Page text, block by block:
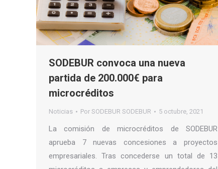
SODEBUR convoca una nueva
partida de 200.000€ para
microcréditos
Noticias Por SODEBUR SODEBUR 5 octubre, 2021
La comisión de microcréditos de SODEBUR
aprueba 7 nuevas concesiones a proyectos
empresariales. Tras concederse un total de 13